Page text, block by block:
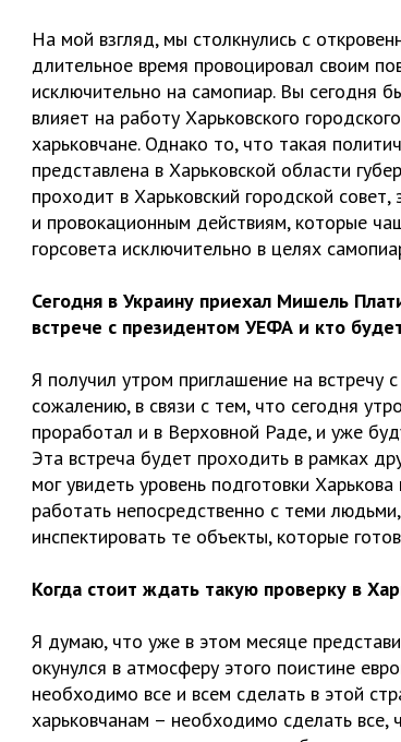
На мой взгляд, мы столкнулись с
длительное время провоцировал своим
исключительно на самопиар. Вы сегодня
влияет на работу Харьковского
харьковчане. Однако то, что такая
представлена в Харьковской области
проходит в Харьковский городской
и провокационным действиям, которые
горсовета исключительно в целях
Сегодня в Украину приехал Мишель
встрече с президентом УЕФА и кто
Я получил утром приглашение на
сожалению, в связи с тем, что сегодня
проработал и в Верховной Раде, и уже
Эта встреча будет проходить в рамках
мог увидеть уровень подготовки
работать непосредственно с теми
инспектировать те объекты, которые
Когда стоит ждать такую проверку в
Я думаю, что уже в этом месяце
окунулся в атмосферу этого поистине
необходимо все и всем сделать в этой
харьковчанам – необходимо сделать